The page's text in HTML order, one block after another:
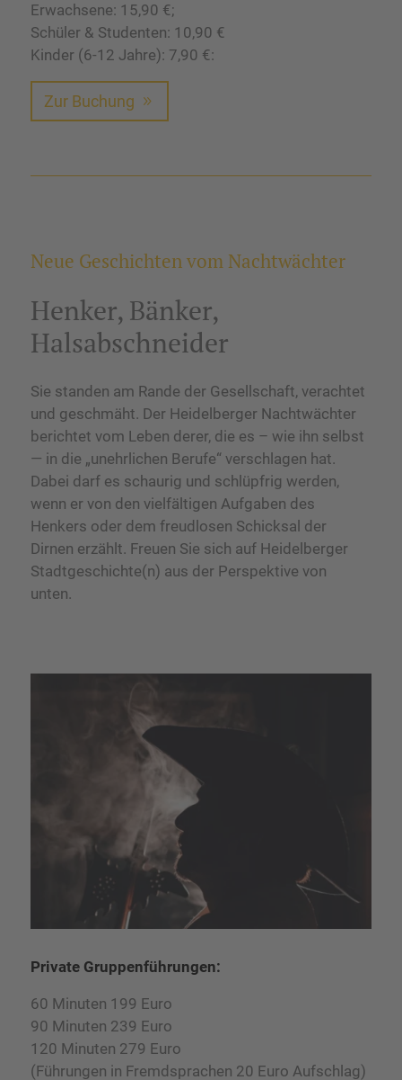
Erwachsene: 15,90 €;
Schüler & Studenten: 10,90 €
Kinder (6-12 Jahre): 7,90 €:
Zur Buchung
Neue Geschichten vom Nachtwächter
Henker, Bänker,
Halsabschneider
Sie standen am Rande der Gesellschaft, verachtet
und geschmäht. Der Heidelberger Nachtwächter
berichtet vom Leben derer, die es – wie ihn selbst
— in die „unehrlichen Berufe“ verschlagen hat.
Dabei darf es schaurig und schlüpfrig werden,
wenn er von den vielfältigen Aufgaben des
Henkers oder dem freudlosen Schicksal der
Dirnen erzählt. Freuen Sie sich auf Heidelberger
Stadtgeschichte(n) aus der Perspektive von
unten.
Private Gruppenführungen:
60 Minuten 199 Euro
90 Minuten 239 Euro
120 Minuten 279 Euro​
(Führungen in Fremdsprachen 20 Euro Aufschlag)